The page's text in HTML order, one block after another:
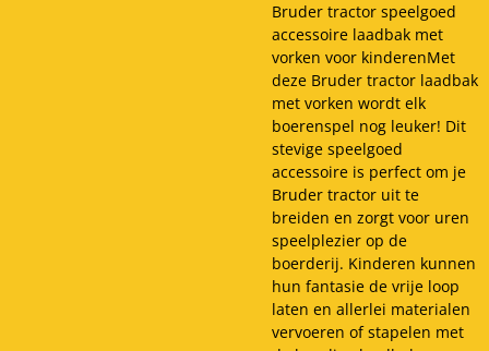
Bruder tractor speelgoed
accessoire laadbak met
vorken voor kinderenMet
deze Bruder tractor laadbak
met vorken wordt elk
boerenspel nog leuker! Dit
stevige speelgoed
accessoire is perfect om je
Bruder tractor uit te
breiden en zorgt voor uren
speelplezier op de
boerderij. Kinderen kunnen
hun fantasie de vrije loop
laten en allerlei materialen
vervoeren of stapelen met